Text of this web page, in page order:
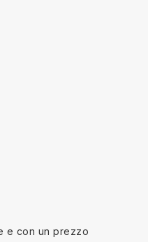
e con un prezzo